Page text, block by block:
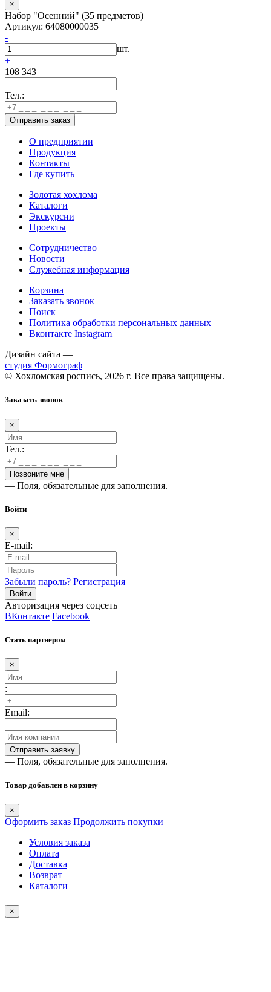
×
Набор "Осенний" (35 предметов)
Артикул: 64080000035
-
шт.
+
108 343
Тел.:
О предприятии
Продукция
Контакты
Где купить
Золотая хохлома
Каталоги
Экскурсии
Проекты
Сотрудничество
Новости
Служебная информация
Корзина
Заказать звонок
Поиск
Политика обработки персональных данных
Вконтакте Instagram
Дизайн сайта —
студия Формограф
© Хохломская роспись, 2026 г. Все права защищены.
Заказать звонок
×
Тел.:
— Поля, обязательные для заполнения.
Войти
×
E-mail:
Забыли пароль? Регистрация
Авторизация через соцсеть
ВКонтакте Facebook
Стать партнером
×
:
Email:
— Поля, обязательные для заполнения.
Товар добавлен в корзину
×
Оформить заказ Продолжить покупки
Условия заказа
Оплата
Доставка
Возврат
Каталоги
×